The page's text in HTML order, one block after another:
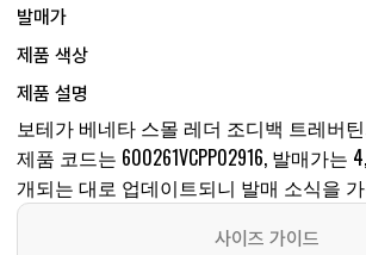
발매가
제품 색상
제품 설명
보테가 베네타 스몰 레더 조디백 트레버
제품 코드는 600261VCPP02916, 발매가는
개되는 대로 업데이트되니 발매 소식을
사이즈 가이드